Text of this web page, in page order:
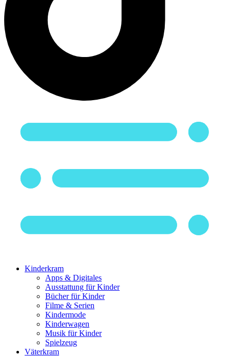
Kinderkram
Apps & Digitales
Ausstattung für Kinder
Bücher für Kinder
Filme & Serien
Kindermode
Kinderwagen
Musik für Kinder
Spielzeug
Väterkram